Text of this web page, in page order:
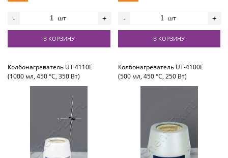
- шт +
В КОРЗИНУ
- шт +
В КОРЗИНУ
Колбонагреватель UT 4110E
(1000 мл, 450 °С, 350 Вт)
Колбонагреватель UT-4100E
(500 мл, 450 °С, 250 Вт)